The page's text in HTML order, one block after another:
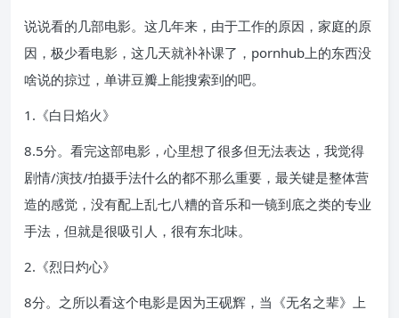
说说看的几部电影。这几年来，由于工作的原因，家庭的原
因，极少看电影，这几天就补补课了，pornhub上的东西没
啥说的掠过，单讲豆瓣上能搜索到的吧。
1.《白日焰火》
8.5分。看完这部电影，心里想了很多但无法表达，我觉得
剧情/演技/拍摄手法什么的都不那么重要，最关键是整体营
造的感觉，没有配上乱七八糟的音乐和一镜到底之类的专业
手法，但就是很吸引人，很有东北味。
2.《烈日灼心》
8分。之所以看这个电影是因为王砚辉，当《无名之辈》上